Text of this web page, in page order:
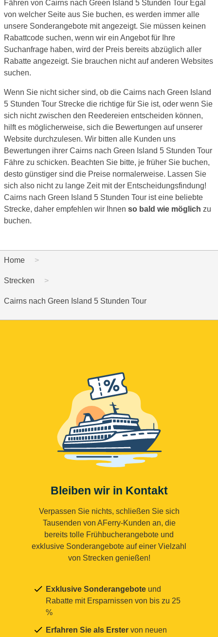
Fähren von Cairns nach Green Island 5 Stunden Tour Egal
von welcher Seite aus Sie buchen, es werden immer alle
unsere Sonderangebote mit angezeigt. Sie müssen keinen
Rabattcode suchen, wenn wir ein Angebot für Ihre
Suchanfrage haben, wird der Preis bereits abzüglich aller
Rabatte angezeigt. Sie brauchen nicht auf anderen Websites
suchen.
Wenn Sie nicht sicher sind, ob die Cairns nach Green Island
5 Stunden Tour Strecke die richtige für Sie ist, oder wenn Sie
sich nicht zwischen den Reedereien entscheiden können,
hilft es möglicherweise, sich die Bewertungen auf unserer
Website durchzulesen. Wir bitten alle Kunden uns
Bewertungen ihrer Cairns nach Green Island 5 Stunden Tour
Fähre zu schicken. Beachten Sie bitte, je früher Sie buchen,
desto günstiger sind die Preise normalerweise. Lassen Sie
sich also nicht zu lange Zeit mit der Entscheidungsfindung!
Cairns nach Green Island 5 Stunden Tour ist eine beliebte
Strecke, daher empfehlen wir Ihnen so bald wie möglich zu
buchen.
Home
Strecken
Cairns nach Green Island 5 Stunden Tour
Bleiben wir in Kontakt
Verpassen Sie nichts, schließen Sie sich
Tausenden von AFerry-Kunden an, die
bereits tolle Frühbucherangebote und
exklusive Sonderangebote auf einer Vielzahl
von Strecken genießen!
Exklusive Sonderangebote und
Rabatte mit Ersparnissen von bis zu 25
%
Erfahren Sie als Erster von neuen